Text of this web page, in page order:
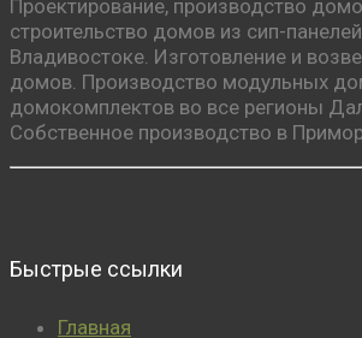
Проектирование, производство
строительство домов из сип-
Владивостоке. Изготовление и
домов. Производство модульных
домокомплектов во все регионы
Собственное производство в
Быстрые ссылки
Главная